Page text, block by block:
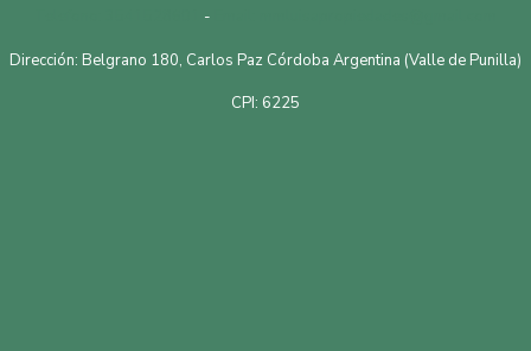
-
Dirección: Belgrano 180, Carlos Paz Córdoba Argentina (Valle de Punilla)
CPI: 6225